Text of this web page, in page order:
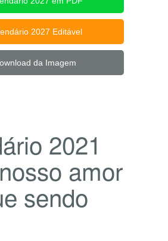
2027 Editável
da Imagem
2021
amor
sendo